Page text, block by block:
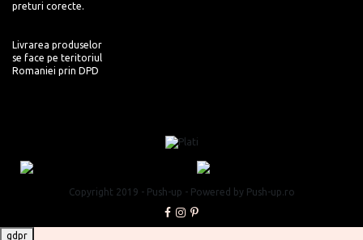
preturi corecte.
Livrarea produselor
se face pe teritoriul
Romaniei prin DPD
Copyright 2019 - Push-up - Powered by Push-up.ro
gdpr